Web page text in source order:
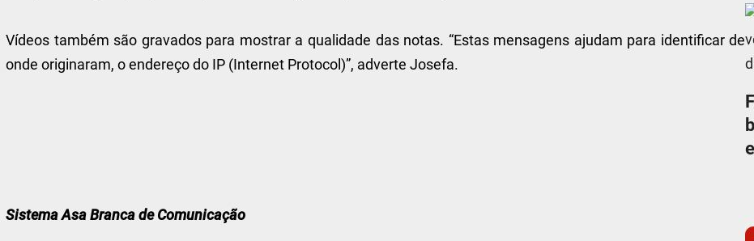
Vídeos também são gravados para mostrar a qualidade das notas. “Estas mensagens ajudam para identificar de
onde originaram, o endereço do IP (Internet Protocol)”, adverte Josefa.
Sistema Asa Branca de Comunicação